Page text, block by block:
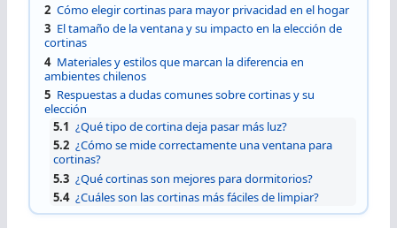
2 Cómo elegir cortinas para mayor privacidad en el hogar
3 El tamaño de la ventana y su impacto en la elección de
cortinas
4 Materiales y estilos que marcan la diferencia en
ambientes chilenos
5 Respuestas a dudas comunes sobre cortinas y su
elección
5.1 ¿Qué tipo de cortina deja pasar más luz?
5.2 ¿Cómo se mide correctamente una ventana para
cortinas?
5.3 ¿Qué cortinas son mejores para dormitorios?
5.4 ¿Cuáles son las cortinas más fáciles de limpiar?